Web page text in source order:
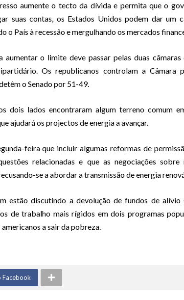
aumente o tecto da dívida e permita que o
suas contas, os Estados Unidos podem dar um
o País à recessão e mergulhando os mercados
aumentar o limite deve passar pelas duas
Os republicanos controlam a Câmara
o Senado por 51-49.
dois lados encontraram algum terreno comum
ajudará os projectos de energia a avançar.
feira que incluir algumas reformas de
relacionadas e que as negociações
se a abordar a transmissão de energia
estão discutindo a devolução de fundos de
de trabalho mais rígidos em dois programas
a sair da pobreza.
Facebook